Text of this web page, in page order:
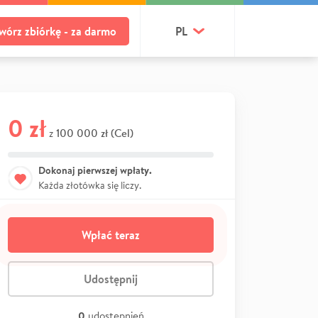
zbiórkę - za darmo PL
0 zł z 100 000 zł (Cel)
Dokonaj pierwszej wpłaty.
Każda złotówka się liczy.
Wpłać teraz
Udostępnij